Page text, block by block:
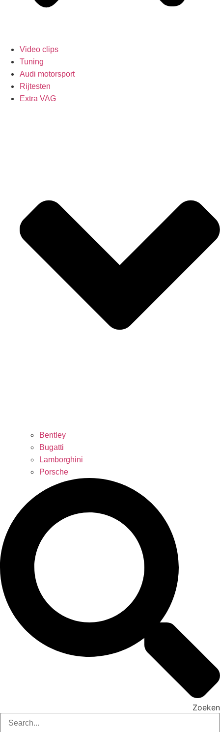
Video clips
Tuning
Audi motorsport
Rijtesten
Extra VAG
Bentley
Bugatti
Lamborghini
Porsche
Zoeken